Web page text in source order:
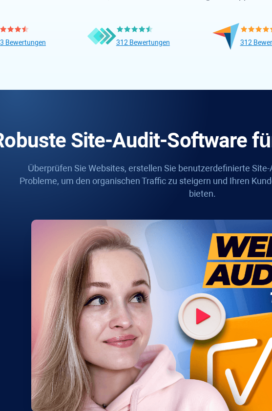
Bewertungen 312 Bewertungen 312
Site-Audit-Software
Überprüfen Sie Websites, erstellen Sie benutzerdefinierte
Probleme, um den organischen Traffic zu steigern und Ihren
bieten.